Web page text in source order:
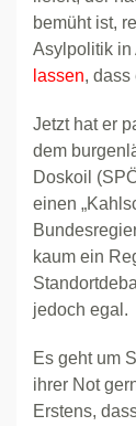
bemüht ist,
Asylpolitik in
lassen, dass
Jetzt hat er
dem
Doskoil
einen
kaum ein
jedoch egal.
Es geht um
ihrer Not
Erstens,